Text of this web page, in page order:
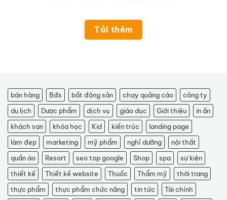
Tải thêm
bán hàng Bđs bất động sản chạy quảng cáo
công ty
du lịch
Dược phẩm dịch vụ giáo dục Giới thiệu
in ấn
khách sạn
khóa học Kid kiến trúc
landing page
làm đẹp
marketing mỹ phẩm nghỉ dưỡng
nội thất
quần áo
Resort seo top google Shop spa
sự kiện
thiết kế
Thiết kế website Thuốc Thẩm mỹ
thời trang
thực phẩm
thực phẩm chức năng tin tức
Tài chính